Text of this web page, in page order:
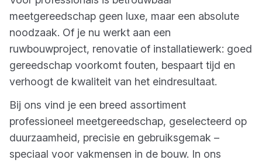
meetgereedschap geen luxe, maar een absolute
noodzaak. Of je nu werkt aan een
ruwbouwproject, renovatie of installatiewerk: goed
gereedschap voorkomt fouten, bespaart tijd en
verhoogt de kwaliteit van het eindresultaat.
Bij ons vind je een breed assortiment
professioneel meetgereedschap, geselecteerd op
duurzaamheid, precisie en gebruiksgemak –
speciaal voor vakmensen in de bouw. In ons